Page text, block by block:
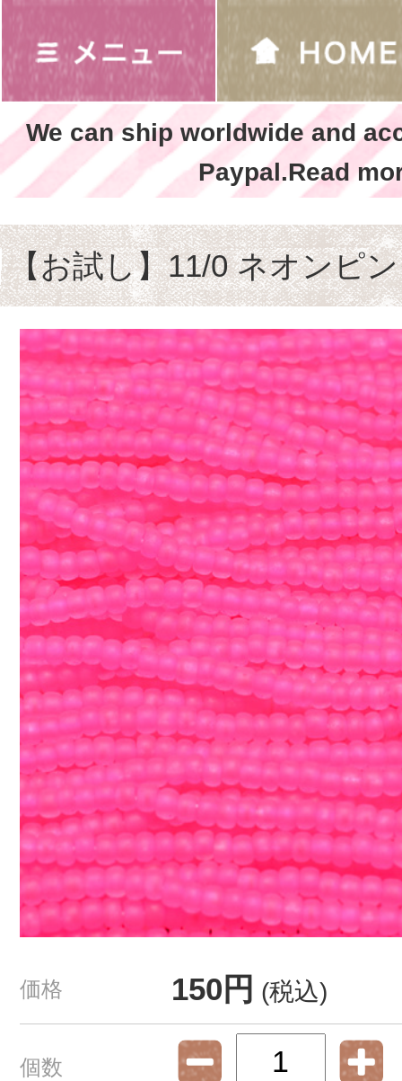
We can ship worldwide and
Paypal.Read
【お試し】11/0 ネオンピ
価格 150円 (税込)
個数